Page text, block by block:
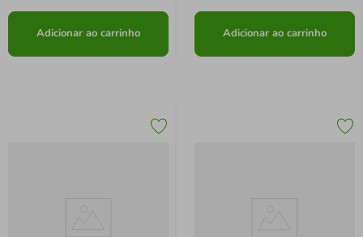
Adicionar ao carrinho Adicionar ao carrinho